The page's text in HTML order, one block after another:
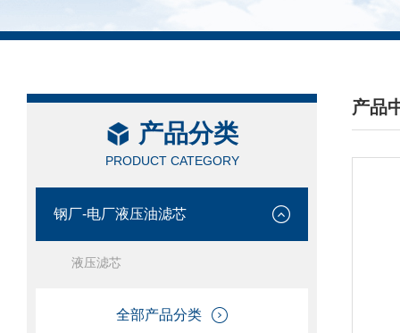
产品分类
PRODUCT CATEGORY
钢厂-电厂液压油滤芯
液压滤芯
全部产品分类
产品
/